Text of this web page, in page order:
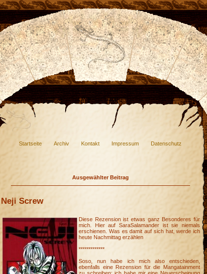
Startseite Archiv Kontakt Impressum Datenschutz
Ausgewählter Beitrag
Neji Screw
Diese Rezension ist etwas ganz Besonderes für
mich. Hier auf SaraSalamander ist sie niemals
erschienen. Was es damit auf sich hat, werde ich
heute Nachmittag erzählen
*************
Soso, nun habe ich mich also entschieden,
ebenfalls eine Rezension für die Mangatainment